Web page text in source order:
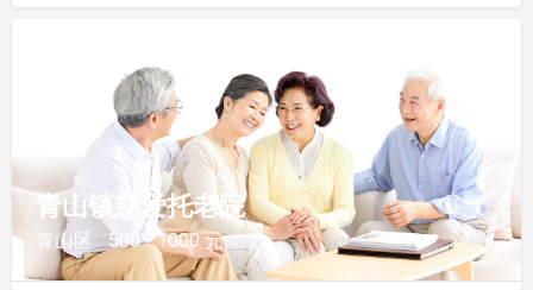
青山镇慈爱托老院
青山区 500 - 1000 元